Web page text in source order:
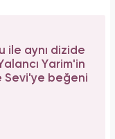
ile aynı dizide
Yarim'in
Sevi'ye beğeni